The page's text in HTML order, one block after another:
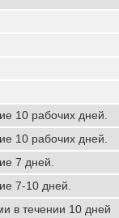
10 рабочих дней.
10 рабочих дней.
7 дней.
7-10 дней.
в течении 10 дней